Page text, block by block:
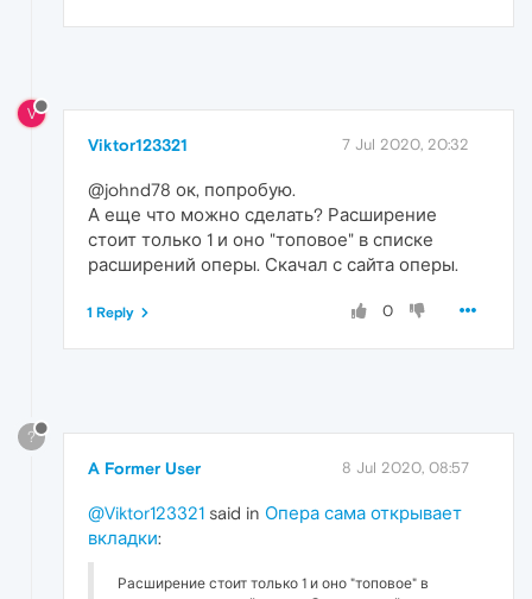
V
Viktor123321 7 Jul 2020, 20:32
@johnd78 ок, попробую.
А еще что можно сделать? Расширение
стоит только 1 и оно "топовое" в списке
расширений оперы. Скачал с сайта оперы.
0
1 Reply
?
A Former User 8 Jul 2020, 08:57
@Viktor123321 said in Опера сама открывает
вкладки:
Расширение стоит только 1 и оно "топовое" в